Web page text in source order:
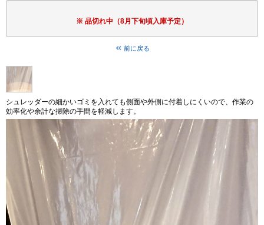
シュレッダーの細かいゴミを入れても側面や外側に付着しにくいので、作業の
効率化や余計な掃除の手間を軽減します。
品切れ中（8月下旬頃入庫予定）
前に戻る